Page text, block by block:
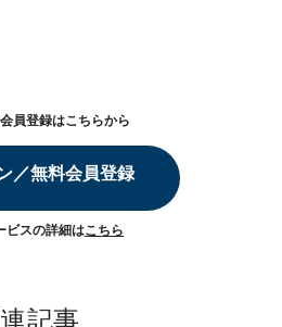
員登録はこちらから
／無料会員登録
ビスの詳細はこちら
記事